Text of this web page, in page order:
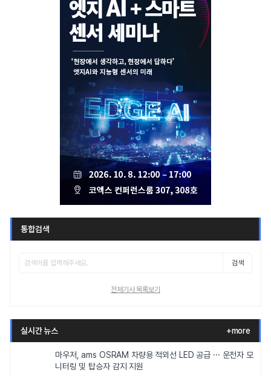
통합검색
검색
전체기사 목록보기
실시간 뉴스 +more
마우저, ams OSRAM 차량용 적외선 LED 공급 ··· 운전자 모
니터링 및 탑승자 감지 지원